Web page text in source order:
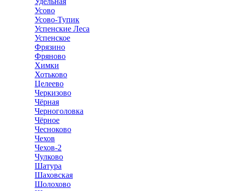
Усово
Усово-Тупик
Успенские Леса
Успенское
Фрязино
Фряново
Химки
Хотьково
Целеево
Черкизово
Чёрная
Черноголовка
Чёрное
Чесноково
Чехов
Чехов-2
Чулково
Шатура
Шаховская
Шолохово